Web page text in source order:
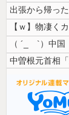
【ｗ】物凄く
中曽根元首相